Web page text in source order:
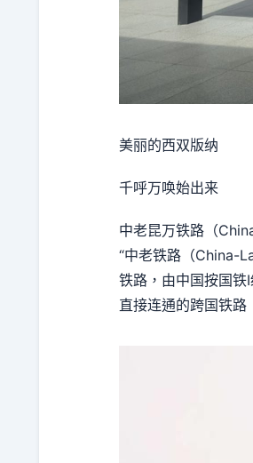
美丽的西双版纳
千呼万唤始出来
中老昆万铁路（
“中老铁路（China-
铁路，由中国按国铁
直接连通的跨国铁路